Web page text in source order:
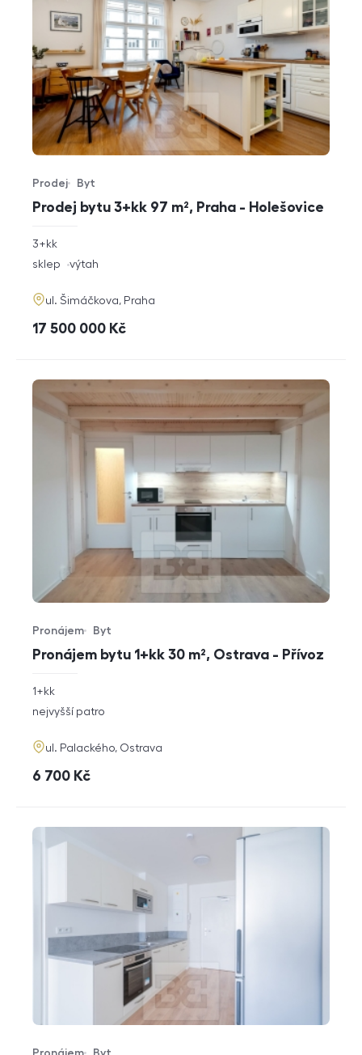
Prodej bytu 3+kk 97 m², Praha - Holešovice
Typ nabídky
Prodej
Typ nemovitosti
Byt
rozměry
dispozice
3+kk
funkce
sklep výtah
adresa
ul. Šimáčkova, Praha
cena
17 500 000 Kč
Pronájem bytu 1+kk 30 m², Ostrava - Přívoz
Typ nabídky
Pronájem
Typ nemovitosti
Byt
rozměry
dispozice
1+kk
funkce
nejvyšší patro
adresa
ul. Palackého, Ostrava
cena
6 700 Kč
Pronájem Byt